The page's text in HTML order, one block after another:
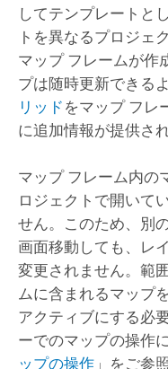
してテンプレートと
トを異なるプロジェ
マップ フレームが作
プは随時更新できる
リッド をマップ フレ
に追加情報が提供され
マップ フレーム内の
ロジェクトで開いて
せん。このため、別
画面移動しても、レ
変更されません。範
ムに含まれるマップ
アクティブにする必
ーでのマップの操作
ップの操作」をご参